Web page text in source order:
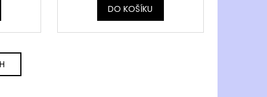
DO KOŠÍKU